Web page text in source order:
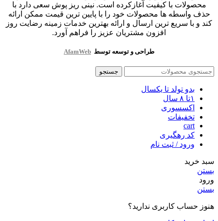
محصولات با کیفیت آغازکرده است. نینی ریز پوش سعی دارد با
حذف واسطه ها محصولات خود را با پایین ترین قیمت ممکن ارائه
کند و با سریع ترین ارسال و ارائه بهترین خدمات زمینه رضایت روز
افزون مشتریان عزیز را فراهم آورد.
طراحی و توسعه توسط AfamWeb
جستجو
بدو تولد تا یکسال
۱تا ۸ سال
اکسسوری
تخفیفات
cart
کد رهگیری
ورود / ثبت نام
سبد خرید
بستن
ورود
بستن
هنوز حساب کاربری ندارید؟